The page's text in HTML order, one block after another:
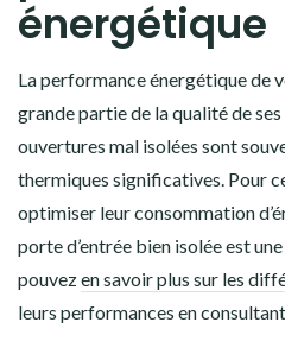
énergétique
La performance énergétique de
grande partie de la qualité de
ouvertures mal isolées sont
thermiques significatives. Pour
optimiser leur consommation
porte d’entrée bien isolée est
pouvezen savoir plus sur les
leurs performances en